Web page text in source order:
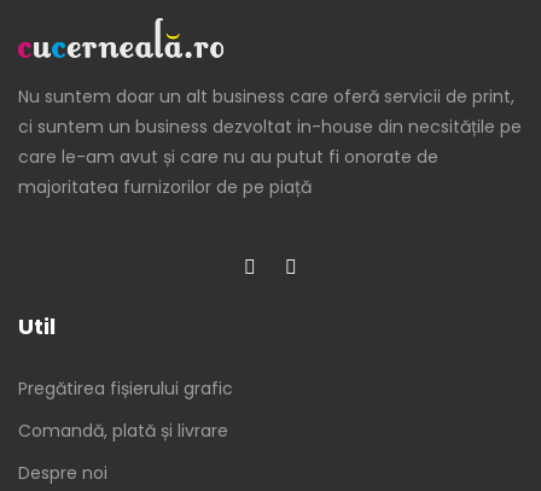
Nu suntem doar un alt business care oferă servicii de print,
ci suntem un business dezvoltat in-house din necsitățile pe
care le-am avut și care nu au putut fi onorate de
majoritatea furnizorilor de pe piață
Util
Pregătirea fișierului grafic
Comandă, plată și livrare
Despre noi